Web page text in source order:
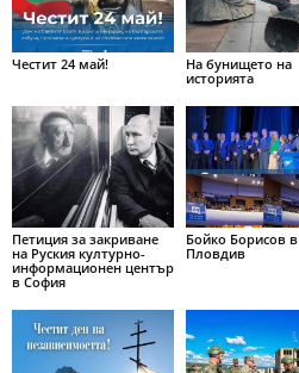
Честит 24 май!
На бунището на
историята
Петиция за закриване
на Руския културно-
информационен център
в София
Бойко Борисов в
Пловдив